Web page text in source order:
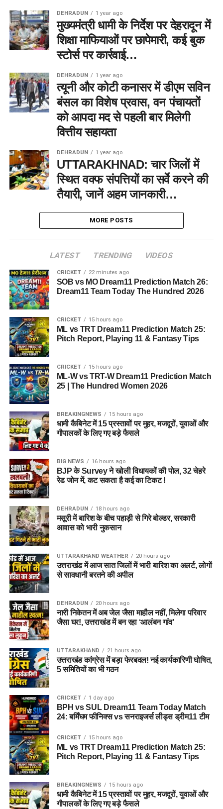
DEHRADUN 1 year ago
मुख्यमंत्री धामी के निर्देश पर देहरादून में
शिक्षा माफियाओं पर छापेमारी, कई बुक
स्टोर्स पर कार्रवाई…
DEHRADUN 1 year ago
त्यूनी और कोटी कनासर में डीएम सविन
बंसल का विशेष प्रवास, वन पंचायतों
को आपदा मद से पहली बार मिलेगी
वित्तीय सहायता
DEHRADUN 1 year ago
UTTARAKHNAD: चार जिलों में
स्थित वक्फ संपत्तियों का सर्वे करने की
तैयारी, जानें अहम जानकारी…
MORE POSTS
LATEST TRENDING VIDEOS
CRICKET 22 minutes ago
SOB vs MO Dream11 Prediction Match 26:
Dream11 Team Today The Hundred 2026
CRICKET 15 hours ago
ML vs TRT Dream11 Prediction Match 25:
Pitch Report, Playing 11 & Fantasy Tips
CRICKET 15 hours ago
ML-W vs TRT-W Dream11 Prediction Match
25 | The Hundred Women 2026
BREAKINGNEWS 15 hours ago
धामी कैबिनेट में 15 प्रस्तावों पर मुहर, मजदूरों, युवाओं और
गौपालकों के लिए गए बड़े फैसले
BIG NEWS 16 hours ago
BJP के Survey ने खोली विधायकों की पोल, 32 चेहरे
रेड जोन में, कट सकता है कई का टिकट !
DEHRADUN 18 hours ago
मसूरी में बारिश के बीच पहाड़ी से गिरे बोल्डर, सरकारी
आवास को भारी नुकसान
UTTARAKHAND WEATHER 20 hours ago
उत्तराखंड में आज सात जिलों में भारी बारिश का अलर्ट, लोगों
से सावधानी बरतने की अपील
DEHRADUN 20 hours ago
नारी निकेतन में अब जेल जैसा माहौल नहीं, मिलेगा परिवार
जैसा घर!, उत्तराखंड में बन रहा ‘आलंबन गांव’
UTTARAKHAND 21 hours ago
उत्तराखंड कांग्रेस में बड़ा फेरबदल! नई कार्यकारिणी घोषित,
5 समितियों का भी गठन
CRICKET 1 day ago
BPH vs SUL Dream11 Team Today Match
24: बर्मिंघम फीनिक्स vs सनराइजर्स लीड्स ड्रीम11 टीम
CRICKET 15 hours ago
ML vs TRT Dream11 Prediction Match 25:
Pitch Report, Playing 11 & Fantasy Tips
BREAKINGNEWS 15 hours ago
धामी कैबिनेट में 15 प्रस्तावों पर मुहर, मजदूरों, युवाओं और
गौपालकों के लिए गए बड़े फैसले